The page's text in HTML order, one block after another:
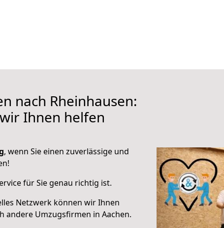
nach Rheinhausen:
Ihnen helfen
, wenn Sie einen zuverlässige und
für Sie genau richtig ist.
Netzwerk können wir Ihnen
andere Umzugsfirmen in Aachen.